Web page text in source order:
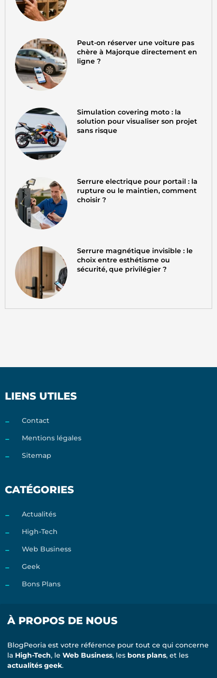
Peut-on réserver une voiture pas
chère à Majorque directement en
ligne ?
Simulation covering moto : la
solution pour visualiser son projet
sans risque
Serrure electrique pour portail : la
rupture ou le maintien, comment
choisir ?
Serrure magnétique invisible : le
choix entre esthétisme ou
sécurité, que privilégier ?
LIENS UTILES
Contact
Mentions légales
Sitemap
CATÉGORIES
Actualités
High-Tech
Web Business
Geek
Bons Plans
À PROPOS DE NOUS
BlogPeoria est votre référence pour tout ce qui concerne
la High-Tech, le Web Business, les bons plans, et les
actualités geek.